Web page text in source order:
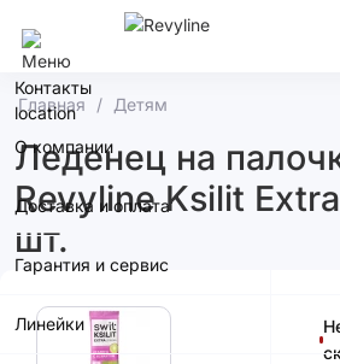
Контакты
О компании
Доставка и оплата
Гарантия и сервис
Линейки
Главная Детям
Леденец на
Revyline Ksilit
шт.